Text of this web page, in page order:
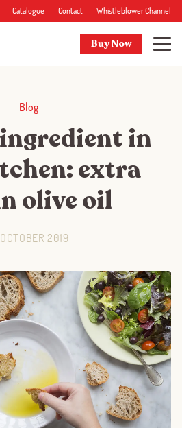
Catalogue Contact Whistleblower Channel
Buy Now
Blog
in
extra
olive oil
2019